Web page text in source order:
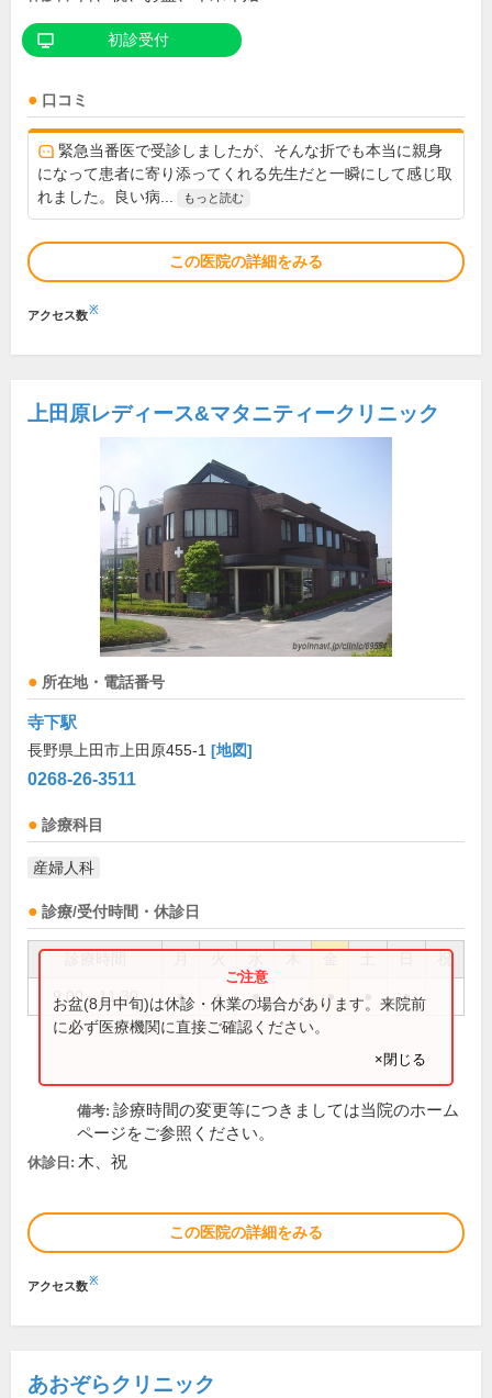
初診受付
口コミ
緊急当番医で受診しましたが、そんな折でも本当に親身
になって患者に寄り添ってくれる先生だと一瞬にして感じ取
れました。良い病...
もっと読む
この医院の詳細をみる
アクセス数※
上田原レディース&マタニティークリニック
所在地・電話番号
寺下駅
長野県上田市上田原455-1 [地図]
0268-26-3511
診療科目
産婦人科
診療/受付時間・休診日
祝
9:00～11:30 ● ● ● ● ●
お盆(8月中旬)は休診・休業の場合があります。来院前
に必ず医療機関に直接ご確認ください。
×閉じる
備考: 診療時間の変更等につきましては当院のホーム
ページをご参照ください。
休診日: 木、祝
この医院の詳細をみる
アクセス数※
あおぞらクリニック